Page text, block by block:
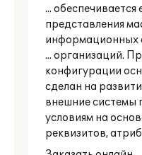
...
представления
информационных
... организаций.
конфигурации
сделан на
внешние системы
условиям на
реквизитов,